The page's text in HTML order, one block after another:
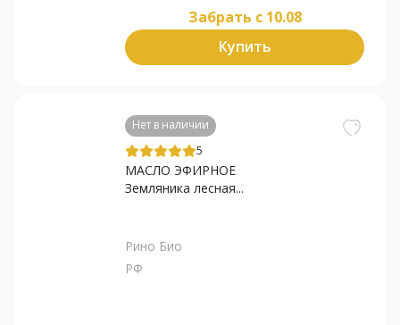
Забрать c 10.08
Купить
Нет в наличии
5
МАСЛО ЭФИРНОЕ
Земляника лесная...
Рино Био
РФ